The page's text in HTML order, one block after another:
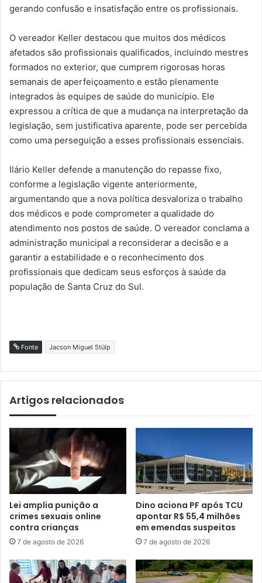
gerando confusão e insatisfação entre os profissionais.
O vereador Keller destacou que muitos dos médicos
afetados são profissionais qualificados, incluindo mestres
formados no exterior, que cumprem rigorosas horas
semanais de aperfeiçoamento e estão plenamente
integrados às equipes de saúde do município. Ele
expressou a crítica de que a mudança na interpretação da
legislação, sem justificativa aparente, pode ser percebida
como uma perseguição a esses profissionais essenciais.
Ilário Keller defende a manutenção do repasse fixo,
conforme a legislação vigente anteriormente,
argumentando que a nova política desvaloriza o trabalho
dos médicos e pode comprometer a qualidade do
atendimento nos postos de saúde. O vereador conclama a
administração municipal a reconsiderar a decisão e a
garantir a estabilidade e o reconhecimento dos
profissionais que dedicam seus esforços à saúde da
população de Santa Cruz do Sul.
Fonte Jacson Miguel Stülp
Artigos relacionados
Lei amplia punição a
crimes sexuais online
contra crianças
7 de agosto de 2026
Dino aciona PF após TCU
apontar R$ 55,4 milhões
em emendas suspeitas
7 de agosto de 2026